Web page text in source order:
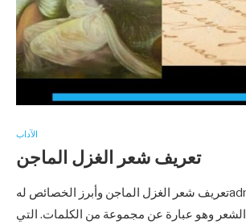
الآداب
تعريف شعر الغزل الماجن
تعريف شعر الغزل الماجن وأبرز الخصائص لهadminآخر تحديث :يعتبر
الشعر وهو عبارة عن مجموعة من الكلمات. التي